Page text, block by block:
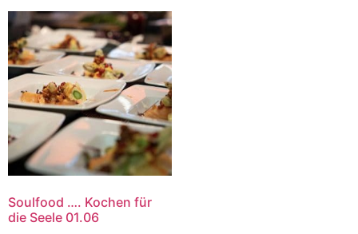
Soulfood …. Kochen für
die Seele 01.06